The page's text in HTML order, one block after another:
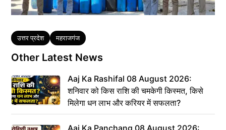
Tags
उत्तर प्रदेश महराजगंज
Other Latest News
Aaj Ka Rashifal 08 August 2026:
शनिवार को किस राशि की चमकेगी किस्मत, किसे
मिलेगा धन लाभ और करियर में सफलता?
Aaj Ka Panchang 08 August 2026: